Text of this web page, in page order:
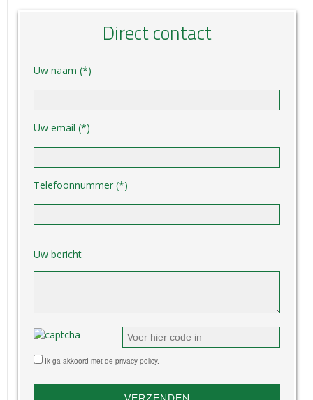
Direct contact
Uw naam (*)
Uw email (*)
Telefoonnummer (*)
Uw bericht
Ik ga akkoord met de privacy policy.